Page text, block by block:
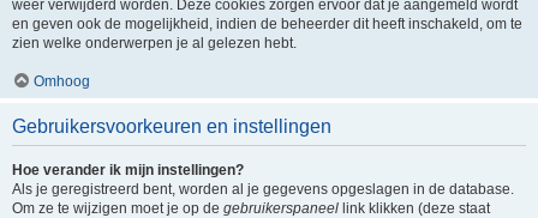
weer verwijderd worden. Deze cookies zorgen ervoor dat je aangemeld wordt
en geven ook de mogelijkheid, indien de beheerder dit heeft inschakeld, om te
zien welke onderwerpen je al gelezen hebt.
Omhoog
Gebruikersvoorkeuren en instellingen
Hoe verander ik mijn instellingen?
Als je geregistreerd bent, worden al je gegevens opgeslagen in de database.
Om ze te wijzigen moet je op de gebruikerspaneel link klikken (deze staat